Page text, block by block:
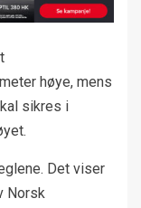
høye, mens
sikres i
Det viser
Norsk